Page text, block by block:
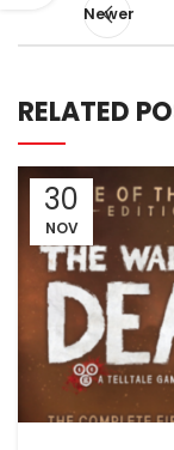
Newer
RELATED
30
NOV